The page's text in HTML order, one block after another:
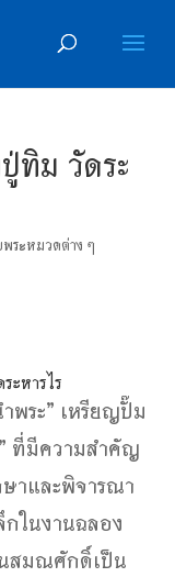
ทิม วัดระ
พระหมวดต่าง ๆ
ะหารไร
ระ” เหรียญปั๊ม
ที่มีความสำคัญ
าและพิจารณา
ในงานฉลอง
สมณศักดิ์เป็น